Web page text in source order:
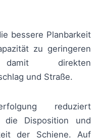
bessere Planbarkeit
zu geringeren
direkten
und Straße.
reduziert
die Disposition und
der Schiene. Auf